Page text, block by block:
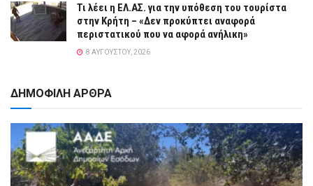
Τι λέει η ΕΛ.ΑΣ. για την υπόθεση του τουρίστα
στην Κρήτη – «Δεν προκύπτει αναφορά
περιστατικού που να αφορά ανήλικη»
8 ΑΥΓΟΎΣΤΟΥ, 2026
ΔΗΜΟΦΙΛΗ ΑΡΘΡΑ